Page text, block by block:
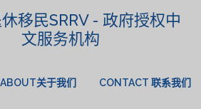
移民SRRV - 政府授权中
文服务机构
ABOUT关于我们 CONTACT 联系我们